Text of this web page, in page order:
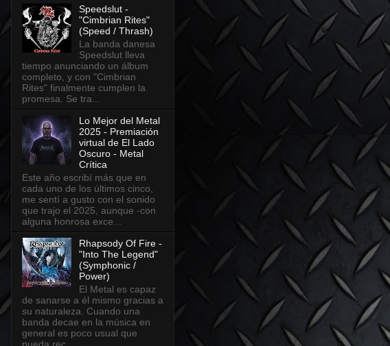
Speedslut -
"Cimbrian Rites"
(Speed / Thrash)
La banda danesa
Speedslut lleva
tiempo anunciando un álbum
completo, y con "Cimbrian
Rites" finalmente cumplen la
promesa. Se tra...
Lo Mejor del Metal
2025 - Premiación
virtual de El Lado
Oscuro - Metal
Crítica
Este año escribí más que en
cada uno de los últimos cinco,
me sentí a gusto con el sonido
que trajo el 2025, aunque -con
alguna honrosa exce...
Rhapsody Of Fire -
"Into The Legend"
(Symphonic /
Power)
El Metal es capaz
de sanarse a él mismo gracias a
su naturaleza. Cuando una
banda decae en la música en
general es poco usual que
pueda rec...